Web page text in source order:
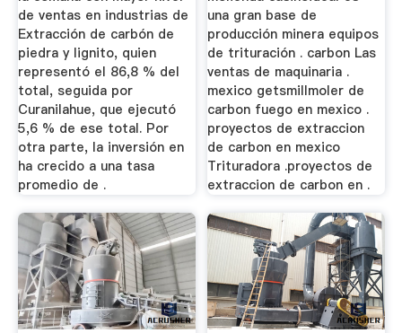
de ventas en industrias de
Extracción de carbón de
piedra y lignito, quien
representó el 86,8 % del
total, seguida por
Curanilahue, que ejecutó
5,6 % de ese total. Por
otra parte, la inversión en
ha crecido a una tasa
promedio de .
una gran base de
producción minera equipos
de trituración . carbon Las
ventas de maquinaria .
mexico getsmillmoler de
carbon fuego en mexico .
proyectos de extraccion
de carbon en mexico
Trituradora .proyectos de
extraccion de carbon en .